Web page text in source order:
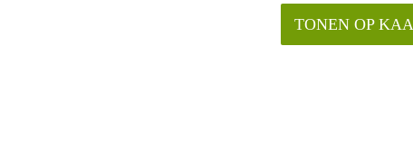
TONEN OP